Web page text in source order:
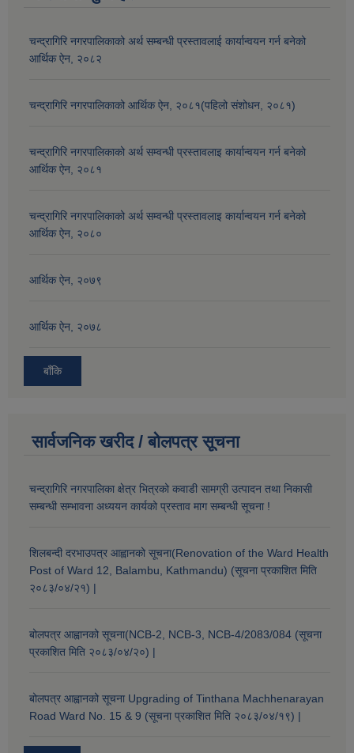
चन्द्रागिरि नगरपालिकाको अर्थ सम्बन्धी प्रस्तावलाई कार्यान्वयन गर्न बनेको
आर्थिक ऐन, २०८२
चन्द्रागिरि नगरपालिकाको आर्थिक ऐन, २०८१(पहिलो संशोधन, २०८१)
चन्द्रागिरि नगरपालिकाको अर्थ सम्वन्धी प्रस्तावलाइ कार्यान्वयन गर्न बनेको
आर्थिक ऐन, २०८१
चन्द्रागिरि नगरपालिकाको अर्थ सम्वन्धी प्रस्तावलाइ कार्यान्वयन गर्न बनेको
आर्थिक ऐन, २०८०
आर्थिक ऐन, २०७९
आर्थिक ऐन, २०७८
बाँकि
सार्वजनिक खरीद / बोलपत्र सूचना
चन्द्रागिरि नगरपालिका क्षेत्र भित्रको कवाडी सामग्री उत्पादन तथा निकासी
सम्बन्धी सम्भावना अध्ययन कार्यको प्रस्ताव माग सम्बन्धी सूचना !
शिलबन्दी दरभाउपत्र आह्वानको सूचना(Renovation of the Ward Health
Post of Ward 12, Balambu, Kathmandu) (सूचना प्रकाशित मिति
२०८३/०४/२१) |
बोलपत्र आह्वानको सूचना(NCB-2, NCB-3, NCB-4/2083/084 (सूचना
प्रकाशित मिति २०८३/०४/२०) |
बोलपत्र आह्वानको सूचना Upgrading of Tinthana Machhenarayan
Road Ward No. 15 & 9 (सूचना प्रकाशित मिति २०८३/०४/१९) |